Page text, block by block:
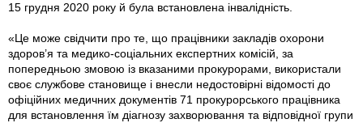
15 грудня 2020 року й була встановлена інвалідність.
«Це може свідчити про те, що працівники закладів охорони
здоров’я та медико-соціальних експертних комісій, за
попередньою змовою із вказаними прокурорами, використали
своє службове становище і внесли недостовірні відомості до
офіційних медичних документів 71 прокурорського працівника
для встановлення їм діагнозу захворювання та відповідної групи